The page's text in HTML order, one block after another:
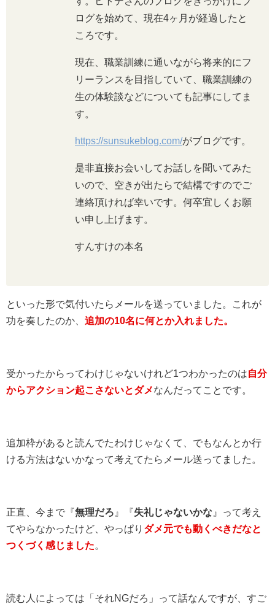
ログを始めて、現在4ヶ月が経過したと
ころです。
現在、職業訓練に通いながら将来的にフ
リーランスを目指していて、職業訓練の
生の体験談などについても記事にしてま
す。
https://sunsukeblog.com/がブログです。
是非直接お会いしてお話しを聞いてみた
いので、空きが出たらで結構ですのでご
連絡頂ければ幸いです。何卒宜しくお願
い申し上げます。
すんすけの本名
といった形で気付いたらメールを送っていました。これが
功を奏したのか、 追加の10名に何とか入れました。
受かったからってわけじゃないけれど1つわかったのは自分
からアクション起こさないとダメなんだってことです。
追加枠があると読んでたわけじゃなくて、でもなんとか行
ける方法はないかなって考えてたらメール送ってました。
正直、今まで『無理だろ 』『失礼じゃないかな 』って考え
てやらなかったけど、やっぱり ダメ元でも動くべきだなと
つくづく感じました。
読む人によっては「それNGだろ」って話なんですが、すご